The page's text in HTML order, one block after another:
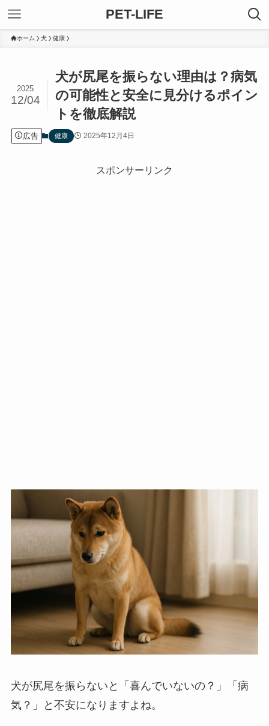
PET-LIFE
ホーム 犬 健康
犬が尻尾を振らない理由は？病気
の可能性と安全に見分けるポイン
トを徹底解説
2025
12/04
広告 健康 2025年12月4日
スポンサーリンク
犬が尻尾を振らないと「喜んでいないの？」「病
気？」と不安になりますよね。